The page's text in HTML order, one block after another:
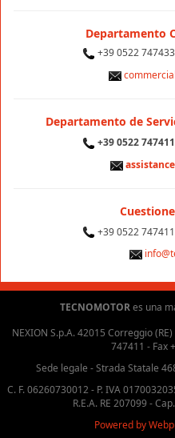
Departamento
+39 0522
Departamento de
+39 0522
+39 0522
TECNOMOTORes una
NEXION S.p.A. 42015 Correggio
747411 - Fax
Sede legale - Strada Statale
C. F. 06260730012 - P. IVA
R.E.A. RE 207099 -
Powered by